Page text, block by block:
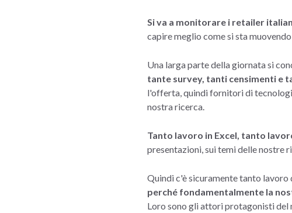
Si va a monitorare i retailer
capire meglio come si sta
Una larga parte della giornata si
tante survey, tanti censimenti e
l'offerta, quindi fornitori di
nostra ricerca.
Tanto lavoro in Excel, tanto
presentazioni, sui temi delle nostre
Quindi c'è sicuramente tanto lavoro
perché fondamentalmente la
Loro sono gli attori protagonisti del